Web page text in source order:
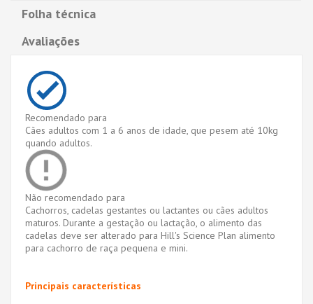
Folha técnica
Avaliações
Recomendado para
Cães adultos com 1 a 6 anos de idade, que pesem até 10kg
quando adultos.
Não recomendado para
Cachorros, cadelas gestantes ou lactantes ou cães adultos
maturos. Durante a gestação ou lactação, o alimento das
cadelas deve ser alterado para Hill's Science Plan alimento
para cachorro de raça pequena e mini.
Principais características